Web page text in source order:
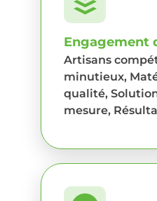
Engagement
Artisans
minutieux,
qualité,
mesure,